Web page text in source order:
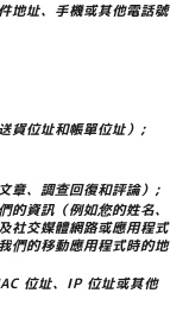
地址、手機或其他電話號
貨位址和帳單位址）;
章、調查回復和評論）;
資訊（例如您的姓名、
社交媒體網路或應用程式
們的移動應用程式時的地
位址、IP 位址或其他